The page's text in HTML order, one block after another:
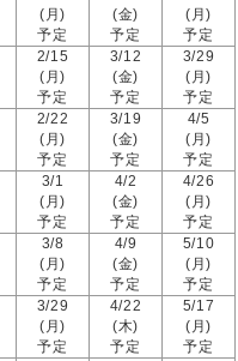
(月)
予定
(金)
予定
(月)
予定
2/15
(月)
予定
3/12
(金)
予定
3/29
(月)
予定
2/22
(月)
予定
3/19
(金)
予定
4/5
(月)
予定
3/1
(月)
予定
4/2
(金)
予定
4/26
(月)
予定
3/8
(月)
予定
4/9
(金)
予定
5/10
(月)
予定
3/29
(月)
予定
4/22
(木)
予定
5/17
(月)
予定